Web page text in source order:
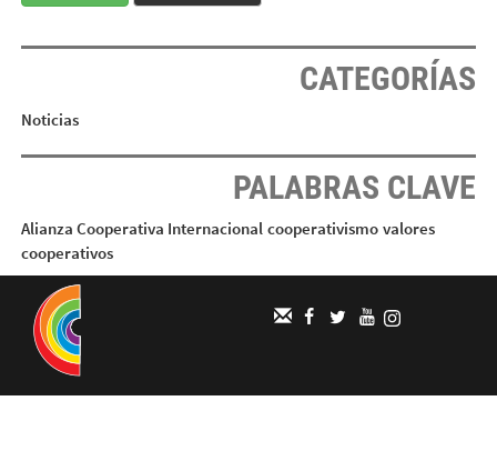
CATEGORÍAS
Noticias
PALABRAS CLAVE
Alianza Cooperativa Internacional cooperativismo valores
cooperativos